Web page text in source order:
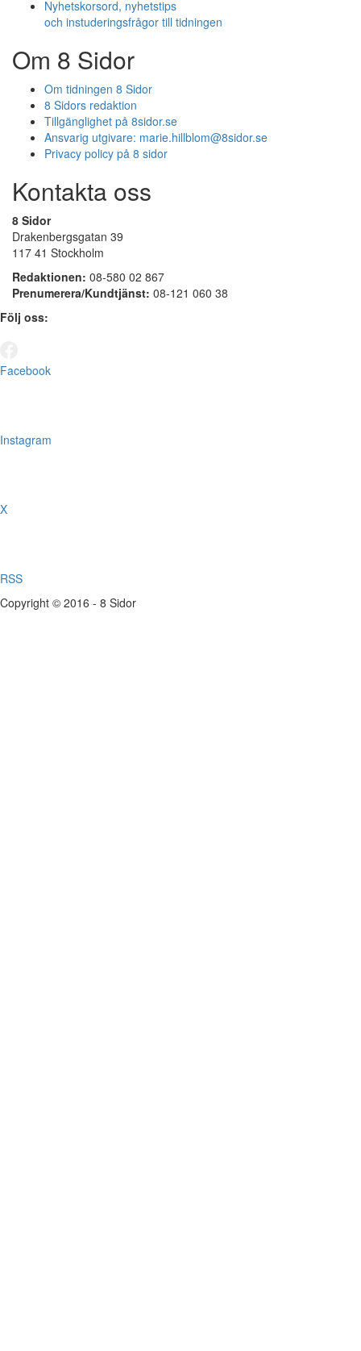
Nyhetskorsord, nyhetstips
och instuderingsfrågor till tidningen
Om 8 Sidor
Om tidningen 8 Sidor
8 Sidors redaktion
Tillgänglighet på 8sidor.se
Ansvarig utgivare: marie.hillblom@8sidor.se
Privacy policy på 8 sidor
Kontakta oss
8 Sidor
Drakenbergsgatan 39
117 41 Stockholm
Redaktionen: 08-580 02 867
Prenumerera/Kundtjänst: 08-121 060 38
Följ oss:
Facebook
Instagram
X
RSS
Copyright © 2016 - 8 Sidor